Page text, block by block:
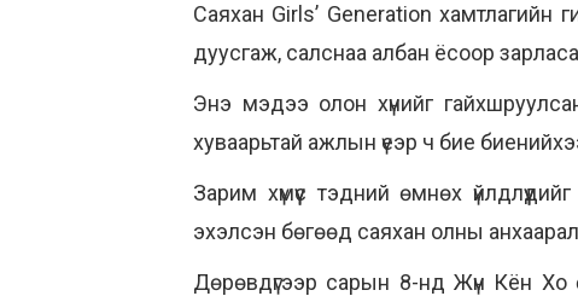
Саяхан Girls’ Generation хамтлагийн
дуусгаж, салснаа албан ёсоор
Энэ мэдээ олон хүнийг
хуваарьтай ажлын үеэр ч бие
Зарим хүмүүс тэдний өмнөх
эхэлсэн бөгөөд саяхан олны
Дөрөвдүгээр сарын 8-нд Жүн Кён Хо